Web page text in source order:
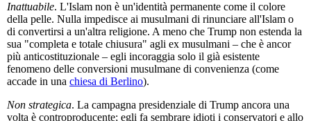
Inattuabile. L'Islam non è un'identità permanente come il colore
della pelle. Nulla impedisce ai musulmani di rinunciare all'Islam o
di convertirsi a un'altra religione. A meno che Trump non estenda la
sua "completa e totale chiusura" agli ex musulmani – che è ancor
più anticostituzionale – egli incoraggia solo il già esistente
fenomeno delle conversioni musulmane di convenienza (come
accade in una chiesa di Berlino).
Non strategica. La campagna presidenziale di Trump ancora una
volta è controproducente; egli fa sembrare idioti i conservatori e allo